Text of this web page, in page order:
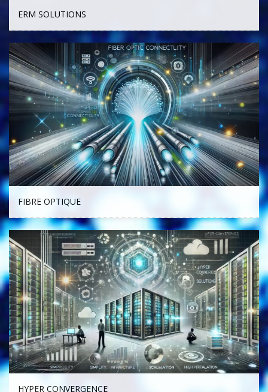
ERM SOLUTIONS
FIBRE OPTIQUE
HYPER CONVERGENCE